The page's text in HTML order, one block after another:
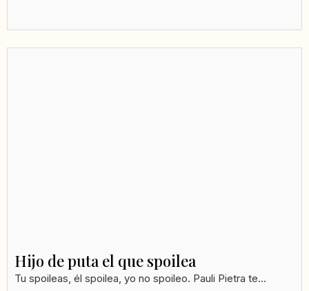
Hijo de puta el que spoilea
Tu spoileas, él spoilea, yo no spoileo. Pauli Pietra te...